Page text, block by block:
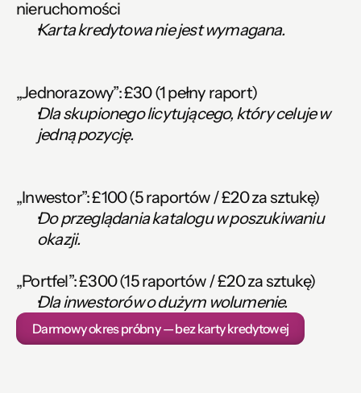
nieruchomości
Karta kredytowa nie jest wymagana.
„Jednorazowy”: £30 (1 pełny raport)
Dla skupionego licytującego, który celuje w
jedną pozycję.
„Inwestor”: £100 (5 raportów / £20 za sztukę)
Do przeglądania katalogu w poszukiwaniu
okazji.
„Portfel”: £300 (15 raportów / £20 za sztukę)
Dla inwestorów o dużym wolumenie.
Darmowy okres próbny — bez karty kredytowej